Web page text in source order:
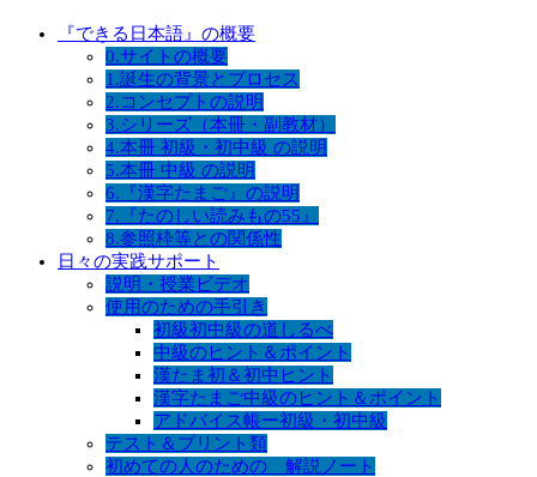
『できる日本語』の概要
0.サイトの概要
1.誕生の背景とプロセス
2.コンセプトの説明
3.シリーズ（本冊・副教材）
4.本冊 初級・初中級 の説明
5.本冊 中級 の説明
6.『漢字たまご』の説明
7.『たのしい読みもの55』
8.参照枠等との関係性
日々の実践サポート
説明・授業ビデオ
使用のための手引き
初級初中級の道しるべ
中級のヒント＆ポイント
漢たま初＆初中ヒント
漢字たまご中級のヒント＆ポイント
アドバイス帳ー初級・初中級
テスト＆プリント類
初めての人のための 解説ノート